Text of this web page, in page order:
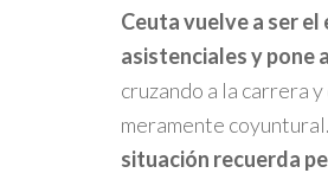
Ceuta vuelve a ser
asistenciales y pone
cruzando a la carrera
meramente
situación recuerda